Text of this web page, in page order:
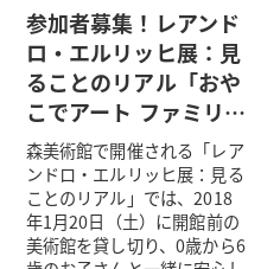
参加者募集！レアンド
ロ・エルリッヒ展：見
ることのリアル「おや
こでアート ファミリ…
森美術館で開催される「レア
ンドロ・エルリッヒ展：見る
ことのリアル」では、2018
年1月20日（土）に開館前の
美術館を貸し切り、0歳から6